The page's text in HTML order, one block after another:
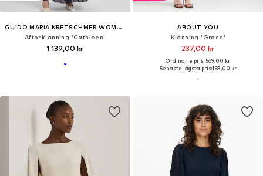
GUIDO MARIA KRETSCHMER WOMEN
Aftonklänning 'Cathleen'
1 139,00 kr
ABOUT YOU
Klänning 'Grace'
237,00 kr
Ordinarie pris: 569,00 kr
Senaste lägsta pris:158,00 kr